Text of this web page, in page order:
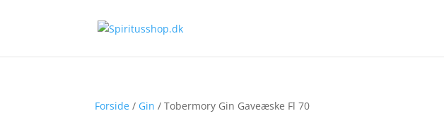
Forside / Gin / Tobermory Gin Gaveæske Fl 70